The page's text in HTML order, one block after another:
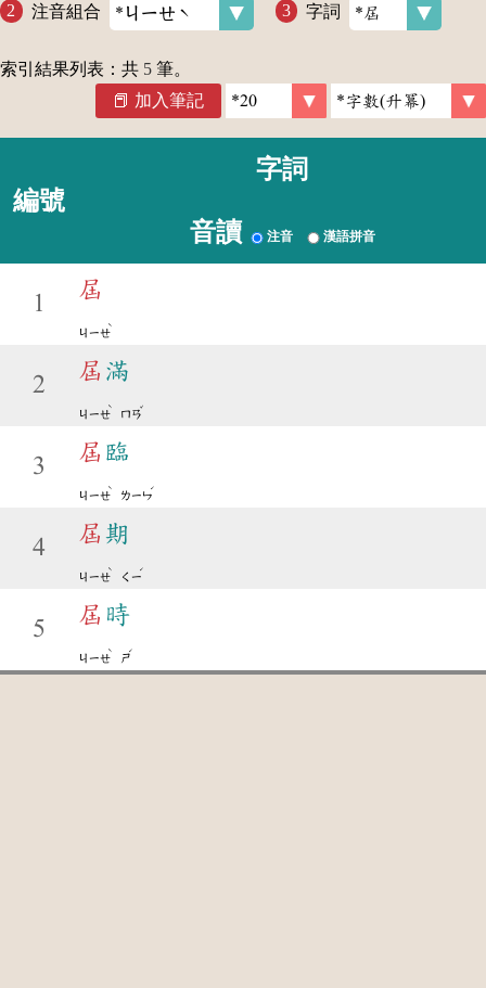
注音組合 字詞
索引結果列表：共 5 筆。
加入筆記
編號
字詞
音讀 注音 漢語拼音
1
屆
ㄐㄧㄝ
ˋ
2
屆 滿
ㄐㄧㄝ
ˋ
ㄇㄢ
ˇ
3
屆 臨
ㄐㄧㄝ
ˋ
ㄌㄧㄣ
ˊ
4
屆 期
ㄐㄧㄝ
ˋ
ㄑㄧ
ˊ
5
屆 時
ㄐㄧㄝ
ˋ
ㄕ
ˊ